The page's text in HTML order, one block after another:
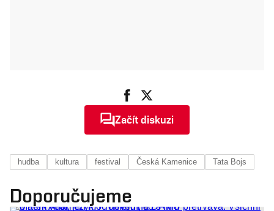
Začít diskuzi
hudba kultura festival Česká Kamenice Tata Bojs
Doporučujeme